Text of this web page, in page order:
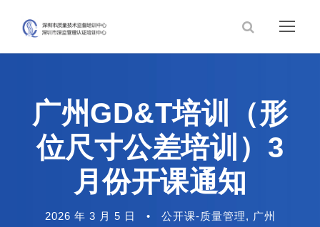
广州GD&T培训（形
位尺寸公差培训）3
月份开课通知
2026 年 3 月 5 日 • 公开课-质量管理, 广州